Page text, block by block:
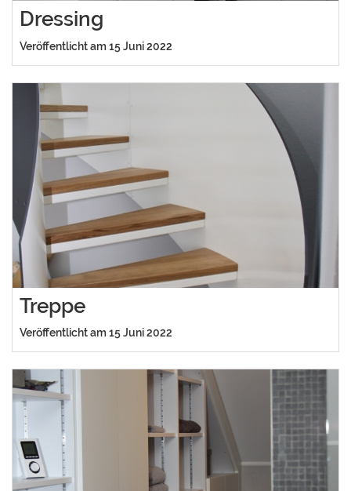
Dressing
Veröffentlicht am 15 Juni 2022
Treppe
Veröffentlicht am 15 Juni 2022